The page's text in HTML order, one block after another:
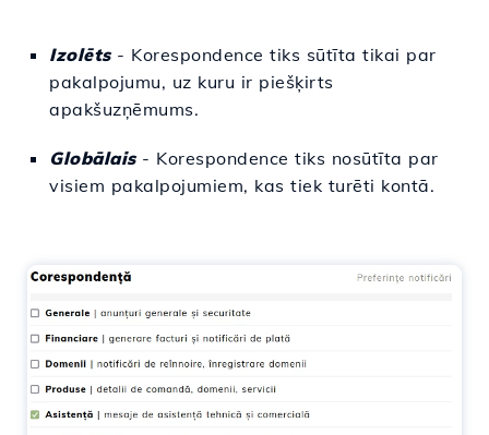
Izolēts- Korespondence tiks sūtīta tikai par
pakalpojumu, uz kuru ir piešķirts
apakšuzņēmums.
Globālais- Korespondence tiks nosūtīta par
visiem pakalpojumiem, kas tiek turēti kontā.